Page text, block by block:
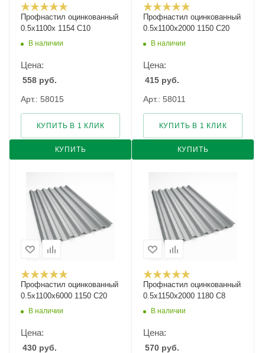
Профнастил оцинкованный
0.5х1100х 1154 С10
В наличии
Цена:
558 руб.
Арт.: 58015
КУПИТЬ
КУПИТЬ В 1 КЛИК
Профнастил оцинкованный
0.5х1100х2000 1150 С20
В наличии
Цена:
415 руб.
Арт.: 58011
КУПИТЬ
КУПИТЬ В 1 КЛИК
Профнастил оцинкованный
0.5х1100х6000 1150 С20
В наличии
Цена:
430 руб.
Профнастил оцинкованный
0.5х1150х2000 1180 С8
В наличии
Цена:
570 руб.